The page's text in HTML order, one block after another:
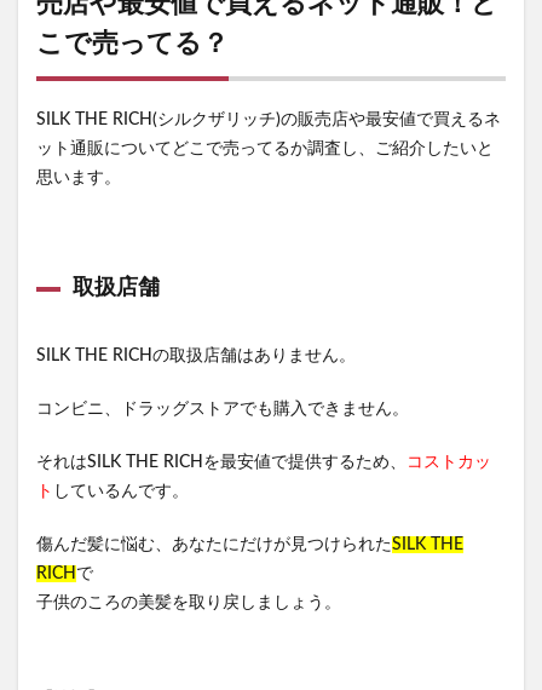
こで売ってる？
SILK THE RICH(シルクザリッチ)の販売店や最安値で買えるネ
ット通販についてどこで売ってるか調査し、ご紹介したいと
思います。
取扱店舗
SILK THE RICHの取扱店舗はありません。
コンビニ、ドラッグストアでも購入できません。
それはSILK THE RICHを最安値で提供するため、
コストカッ
ト しているんです。
傷んだ髪に悩む、あなたにだけが見つけられたSILK THE
RICH で
子供のころの美髪を取り戻しましょう。